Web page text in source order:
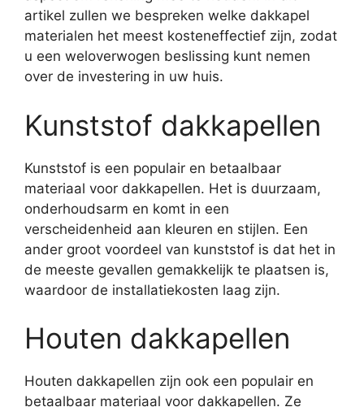
artikel zullen we bespreken welke dakkapel
materialen het meest kosteneffectief zijn, zodat
u een weloverwogen beslissing kunt nemen
over de investering in uw huis.
Kunststof dakkapellen
Kunststof is een populair en betaalbaar
materiaal voor dakkapellen. Het is duurzaam,
onderhoudsarm en komt in een
verscheidenheid aan kleuren en stijlen. Een
ander groot voordeel van kunststof is dat het in
de meeste gevallen gemakkelijk te plaatsen is,
waardoor de installatiekosten laag zijn.
Houten dakkapellen
Houten dakkapellen zijn ook een populair en
betaalbaar materiaal voor dakkapellen. Ze